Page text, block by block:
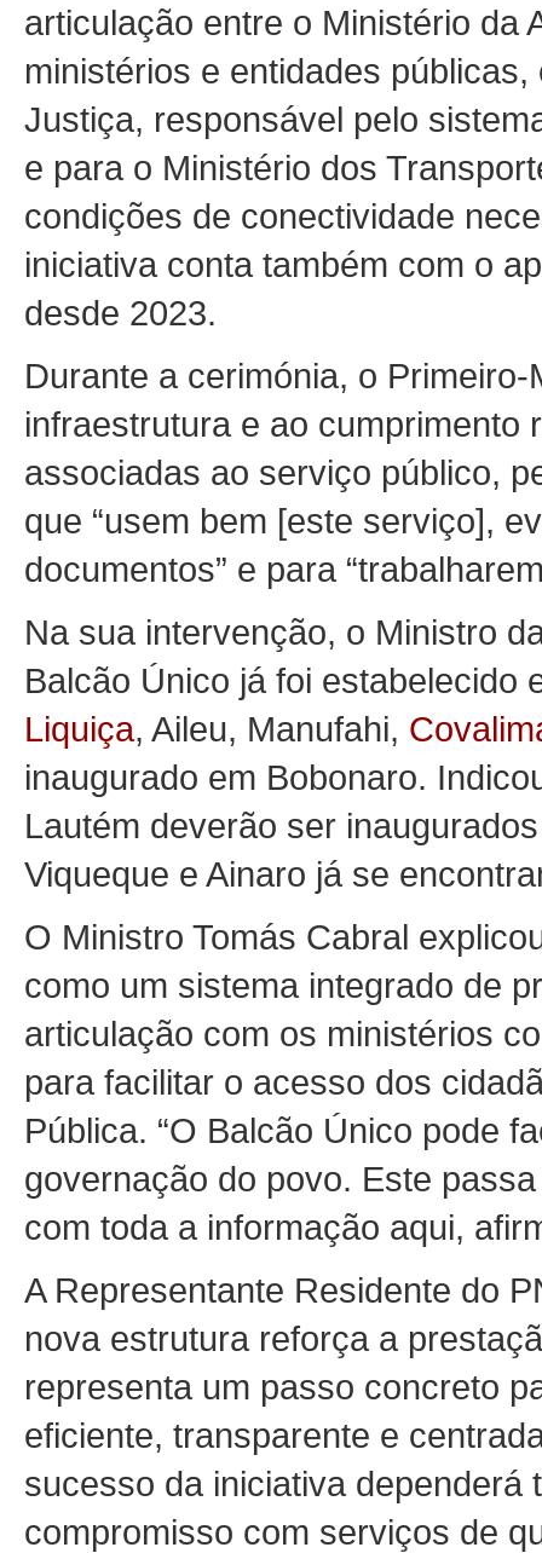
articulação entre o Ministério da
ministérios e entidades
Justiça, responsável pelo
e para o Ministério dos
condições de conectividade
iniciativa conta também com o
desde 2023.
Durante a cerimónia, o
infraestrutura e ao cumprimento
associadas ao serviço público,
que “usem bem [este serviço],
documentos” e para
Na sua intervenção, o Ministro
Balcão Único já foi estabelecido
Liquiça, Aileu, Manufahi,
inaugurado em Bobonaro.
Lautém deverão ser
Viqueque e Ainaro já se
O Ministro Tomás Cabral
como um sistema integrado de
articulação com os ministérios
para facilitar o acesso dos
Pública. “O Balcão Único pode
governação do povo. Este
com toda a informação aqui,
A Representante Residente do
nova estrutura reforça a
representa um passo concreto
eficiente, transparente e
sucesso da iniciativa dependerá
compromisso com serviços de